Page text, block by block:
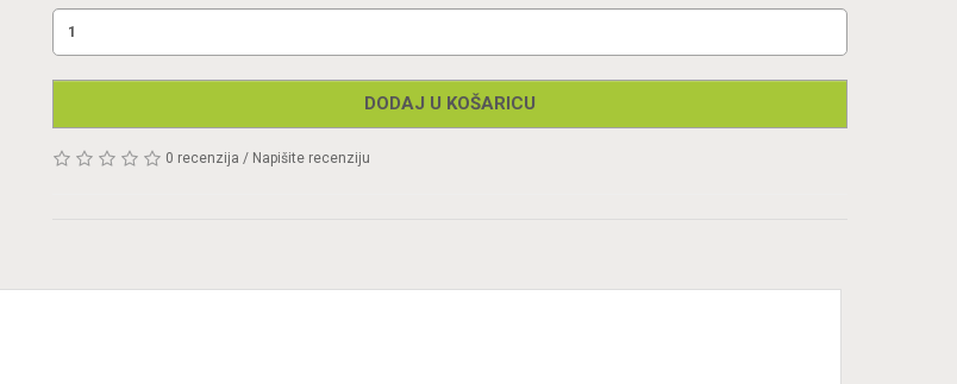
DODAJ U KOŠARICU
0 recenzija / Napišite recenziju